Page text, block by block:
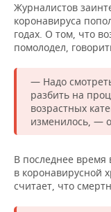
Журналистов
коронавируса
годах. О том, что
помолодел,
— Надо
разбить на
возрастных
изменилось, —
В последнее время
в коронавирусной
считает, что